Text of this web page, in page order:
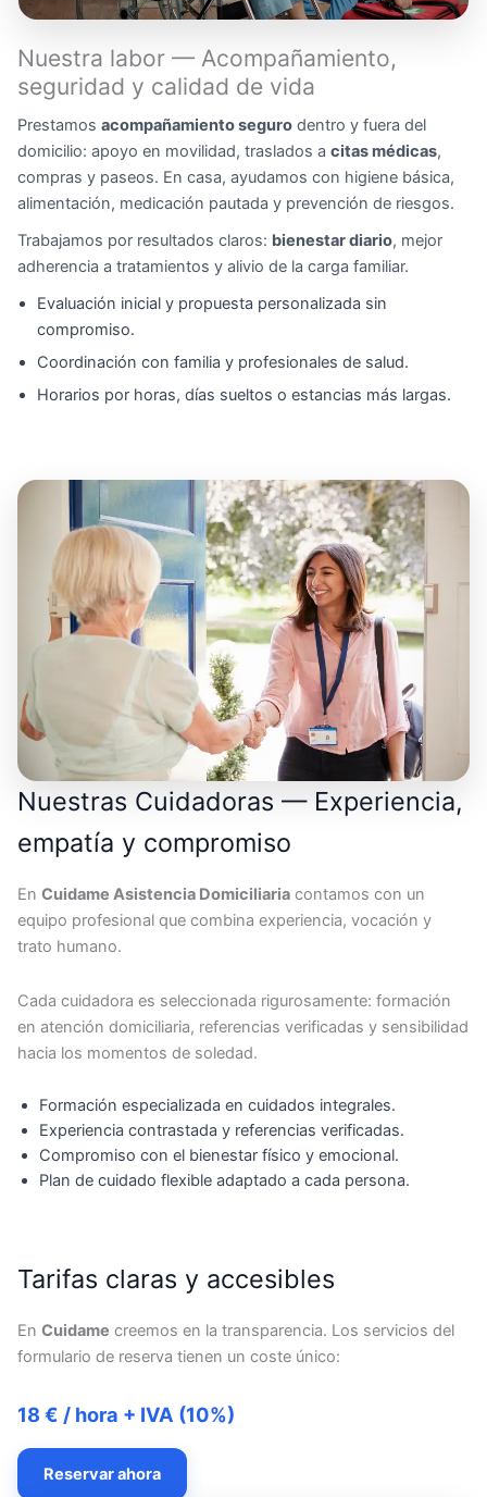
Nuestra labor — Acompañamiento,
seguridad y calidad de vida
Prestamos acompañamiento seguro dentro y fuera del
domicilio: apoyo en movilidad, traslados a citas médicas,
compras y paseos. En casa, ayudamos con higiene básica,
alimentación, medicación pautada y prevención de riesgos.
Trabajamos por resultados claros: bienestar diario, mejor
adherencia a tratamientos y alivio de la carga familiar.
Evaluación inicial y propuesta personalizada sin
compromiso.
Coordinación con familia y profesionales de salud.
Horarios por horas, días sueltos o estancias más largas.
Nuestras Cuidadoras — Experiencia,
empatía y compromiso
En Cuidame Asistencia Domiciliaria contamos con un
equipo profesional que combina experiencia, vocación y
trato humano.
Cada cuidadora es seleccionada rigurosamente: formación
en atención domiciliaria, referencias verificadas y sensibilidad
hacia los momentos de soledad.
Formación especializada en cuidados integrales.
Experiencia contrastada y referencias verificadas.
Compromiso con el bienestar físico y emocional.
Plan de cuidado flexible adaptado a cada persona.
Tarifas claras y accesibles
En Cuidame creemos en la transparencia. Los servicios del
formulario de reserva tienen un coste único:
18 € / hora + IVA (10%)
Reservar ahora